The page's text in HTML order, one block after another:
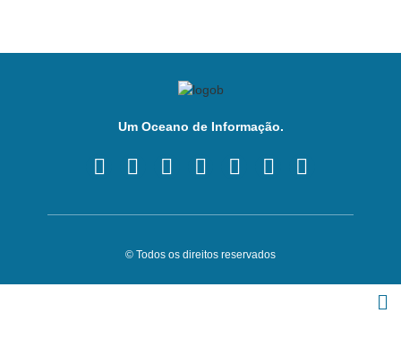
Um Oceano de Informação.
© Todos os direitos reservados